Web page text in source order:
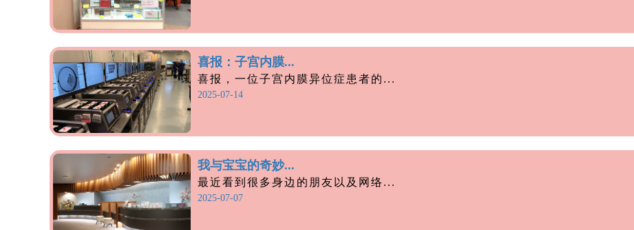
喜报：子宫内膜...
喜报，一位子宫内膜异位症患者的...
2025-07-14
我与宝宝的奇妙...
最近看到很多身边的朋友以及网络...
2025-07-07